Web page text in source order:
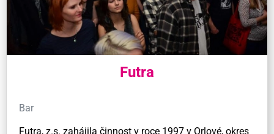
Futra
Bar
Futra, z.s. zahájila činnost v roce 1997 v Orlové, okres